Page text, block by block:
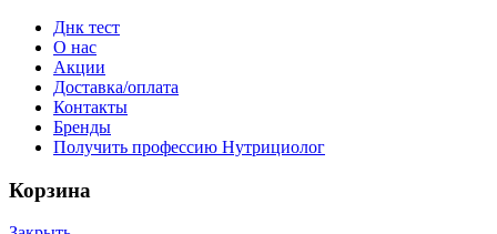
Днк тест
О нас
Акции
Доставка/оплата
Контакты
Бренды
Получить профессию Нутрициолог
Корзина